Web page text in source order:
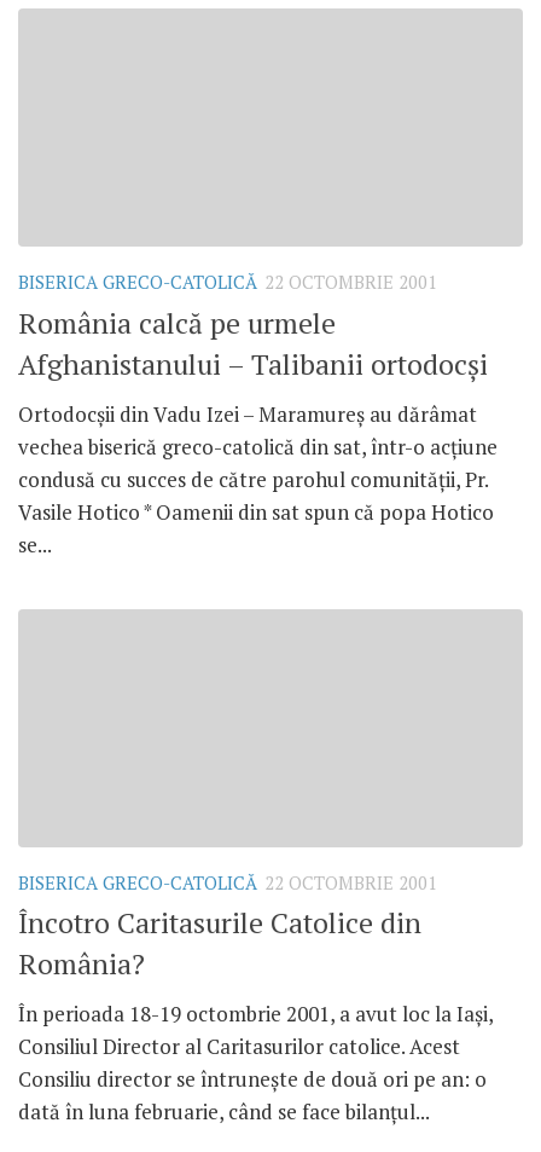
BISERICA GRECO-CATOLICĂ 22 OCTOMBRIE 2001
România calcă pe urmele
Afghanistanului – Talibanii ortodocşi
Ortodocşii din Vadu Izei – Maramureş au dărâmat
vechea biserică greco-catolică din sat, într-o acţiune
condusă cu succes de către parohul comunităţii, Pr.
Vasile Hotico * Oamenii din sat spun că popa Hotico
se...
BISERICA GRECO-CATOLICĂ 22 OCTOMBRIE 2001
Încotro Caritasurile Catolice din
România?
În perioada 18-19 octombrie 2001, a avut loc la Iaşi,
Consiliul Director al Caritasurilor catolice. Acest
Consiliu director se întruneşte de două ori pe an: o
dată în luna februarie, când se face bilanţul...